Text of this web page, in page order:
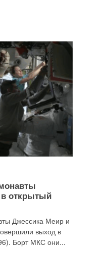
открытый
Джессика Меир и
выход в
Борт МКС они...